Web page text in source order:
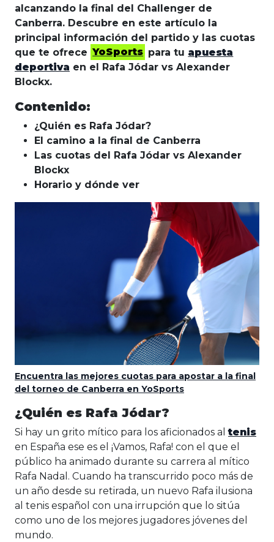
alcanzando la final del Challenger de
Canberra. Descubre en este artículo la
principal información del partido y las cuotas
que te ofrece YoSports para tu apuesta
deportiva en el Rafa Jódar vs Alexander
Blockx.
Contenido:
¿Quién es Rafa Jódar?
El camino a la final de Canberra
Las cuotas del Rafa Jódar vs Alexander
Blockx
Horario y dónde ver
Encuentra las mejores cuotas para apostar a la final
del torneo de Canberra en YoSports
¿Quién es Rafa Jódar?
Si hay un grito mítico para los aficionados altenis
en España ese es el ¡Vamos, Rafa! con el que el
público ha animado durante su carrera al mítico
Rafa Nadal. Cuando ha transcurrido poco más de
un año desde su retirada, un nuevo Rafa ilusiona
al tenis español con una irrupción que lo sitúa
como uno de los mejores jugadores jóvenes del
mundo.